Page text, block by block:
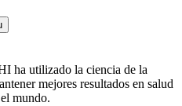
ha utilizado la ciencia de la
mejores resultados en salud
mundo.